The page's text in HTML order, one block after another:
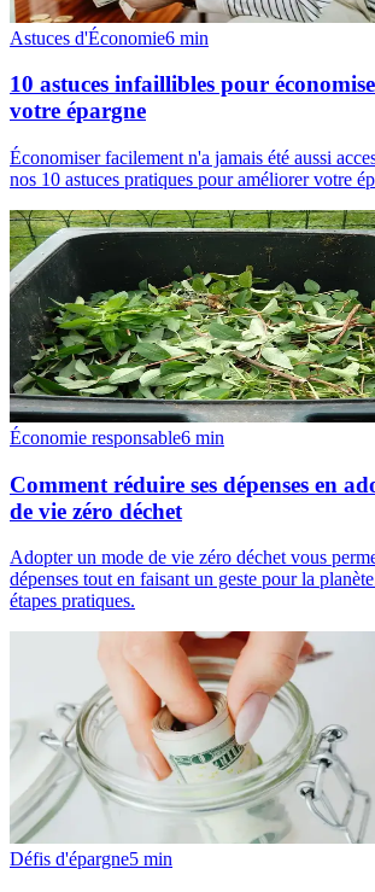
Astuces d'Économie6 min
10 astuces infaillibles pour
votre épargne
Économiser facilement n'a jamais été aussi
nos 10 astuces pratiques pour améliorer votre
Économie responsable6 min
Comment réduire ses dépenses en
de vie zéro déchet
Adopter un mode de vie zéro déchet vous
dépenses tout en faisant un geste pour la
étapes pratiques.
Défis d'épargne5 min